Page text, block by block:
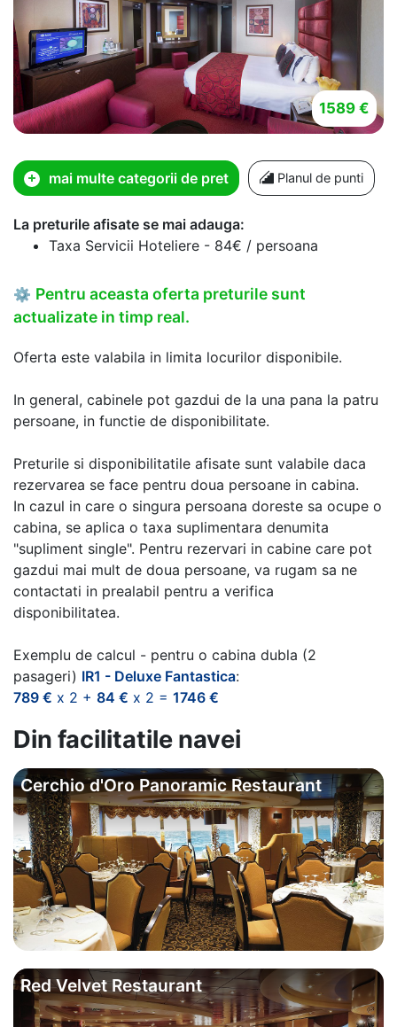
1589 €
mai multe categorii de pret Planul de punti
La preturile afisate se mai adauga:
Taxa Servicii Hoteliere - 84€ / persoana
⚙ Pentru aceasta oferta preturile sunt
actualizate in timp real.
Oferta este valabila in limita locurilor disponibile.
In general, cabinele pot gazdui de la una pana la patru
persoane, in functie de disponibilitate.
Preturile si disponibilitatile afisate sunt valabile daca
rezervarea se face pentru doua persoane in cabina.
In cazul in care o singura persoana doreste sa ocupe o
cabina, se aplica o taxa suplimentara denumita
"supliment single". Pentru rezervari in cabine care pot
gazdui mai mult de doua persoane, va rugam sa ne
contactati in prealabil pentru a verifica
disponibilitatea.
Exemplu de calcul - pentru o cabina dubla (2
pasageri) IR1 - Deluxe Fantastica:
789 € x 2 + 84 € x 2 = 1746 €
Din facilitatile navei
Cerchio d'Oro Panoramic Restaurant
Red Velvet Restaurant